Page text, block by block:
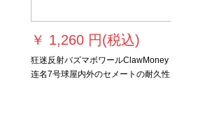
￥ 1,260 円(税込)
狂迷反射バズマボワールClawMoney
连名7号球屋内外のセメートの耐久性